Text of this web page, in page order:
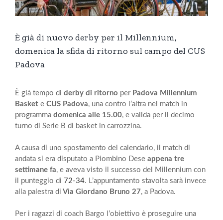
È già di nuovo derby per il Millennium,
domenica la sfida di ritorno sul campo del CUS
Padova
È già tempo di derby di ritorno per Padova Millennium
Basket e CUS Padova, una contro l’altra nel match in
programma domenica alle 15.00, e valida per il decimo
turno di Serie B di basket in carrozzina.
A causa di uno spostamento del calendario, il match di
andata si era disputato a Piombino Dese appena tre
settimane fa, e aveva visto il successo del Millennium con
il punteggio di 72-34. L’appuntamento stavolta sarà invece
alla palestra di Via Giordano Bruno 27, a Padova.
Per i ragazzi di coach Bargo l’obiettivo è proseguire una